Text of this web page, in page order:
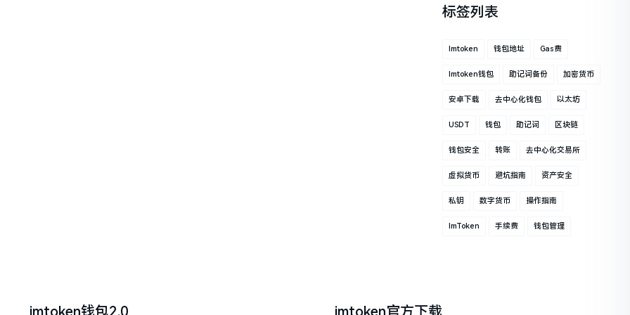
标签列表
Imtoken 钱包地址 Gas费
Imtoken钱包 助记词备份 加密货币
安卓下载 去中心化钱包 以太坊
USDT 钱包 助记词 区块链
钱包安全 转账 去中心化交易所
虚拟货币 避坑指南 资产安全
私钥 数字货币 操作指南
ImToken 手续费 钱包管理